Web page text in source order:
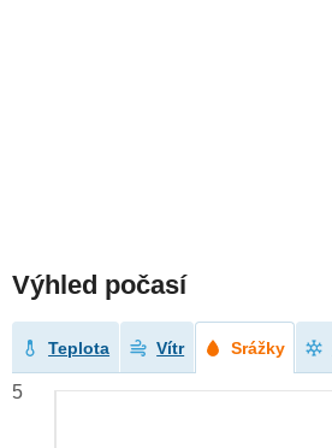
Výhled počasí
Teplota Vítr Srážky
5